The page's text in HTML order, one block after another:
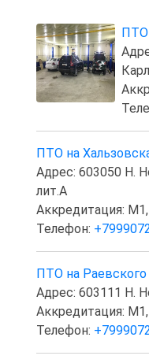
ПТО
ПТО на
Адрес: 603050 Н.
лит.А
Аккредитация: M1,
Телефон:
ПТО на
Адрес: 603111 Н.
Аккредитация: M1,
Телефон: